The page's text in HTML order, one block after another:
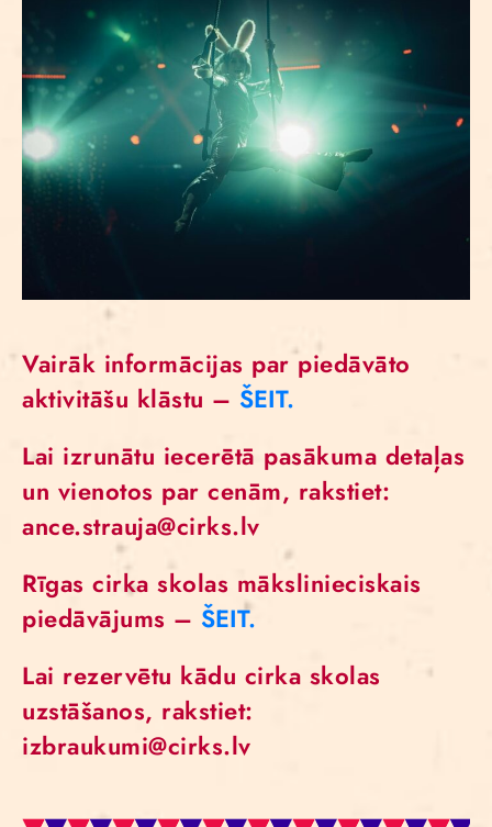
Vairāk informācijas par piedāvāto
aktivitāšu klāstu – ŠEIT.
Lai izrunātu iecerētā pasākuma detaļas
un vienotos par cenām, rakstiet:
ance.strauja@cirks.lv
Rīgas cirka skolas mākslinieciskais
piedāvājums – ŠEIT.
Lai rezervētu kādu cirka skolas
uzstāšanos, rakstiet:
izbraukumi@cirks.lv